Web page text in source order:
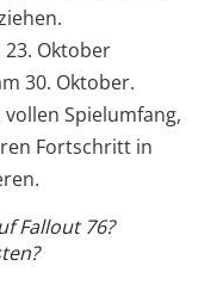
23. Oktober
30. Oktober.
Spielumfang,
Fortschritt in
Fallout 76?